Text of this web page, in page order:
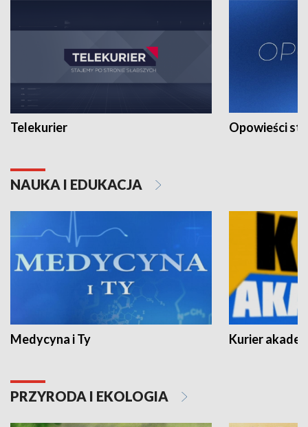
Telekurier Opowieści
NAUKA I EDUKACJA
Medycyna i Ty Kurier
PRZYRODA I EKOLOGIA